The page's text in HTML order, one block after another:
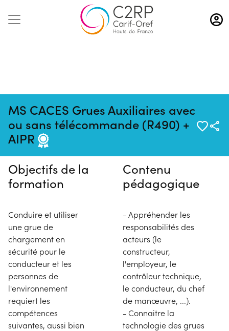
Aller
au
contenu
MS CACES Grues Auxiliaires avec
ou sans télécommande (R490) +
AIPR
Pas de session programmée en
ce moment
Objectifs de la
formation
Conduire et utiliser
une grue de
chargement en
sécurité pour le
conducteur et les
personnes de
l'environnement
requiert les
compétences
suivantes, aussi bien
Contenu
pédagogique
- Appréhender les
responsabilités des
acteurs (le
constructeur,
l'employeur, le
contrôleur technique,
le conducteur, du chef
de manœuvre, ...).
- Connaitre la
technologie des grues